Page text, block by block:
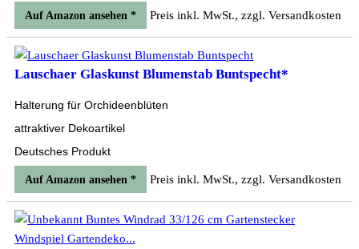
Auf Amazon ansehen * Preis inkl. MwSt., zzgl. Versandkosten
Lauschaer Glaskunst Blumenstab Buntspecht*
Halterung für Orchideenblüten
attraktiver Dekoartikel
Deutsches Produkt
Auf Amazon ansehen * Preis inkl. MwSt., zzgl. Versandkosten